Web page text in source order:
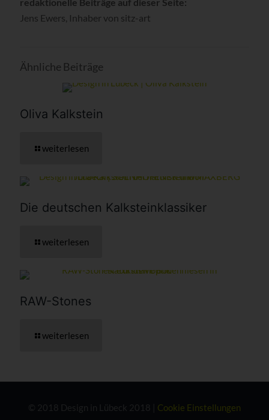
Jens Ewers, Inhaber von sitz-art
Ähnliche Beiträge
Oliva Kalkstein
weiterlesen
Die deutschen Kalkstein­klassiker
weiterlesen
RAW-Stones
weiterlesen
Cookie Einstellungen